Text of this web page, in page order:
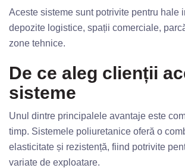
Aceste sisteme sunt potrivite pentru hale
depozite logistice, spații comerciale,
zone tehnice.
De ce aleg clienții
sisteme
Unul dintre principalele avantaje este
timp. Sistemele poliuretanice oferă o
elasticitate și rezistență, fiind potrivite
variate de exploatare.